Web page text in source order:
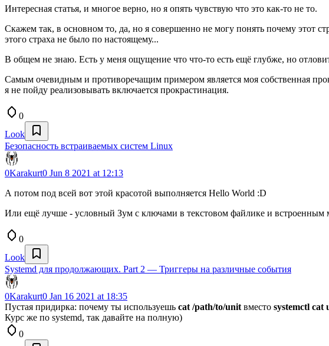
Интересная статья, и многое верно, но я опять чувствую что это как-то не то.
Скажем так, в основном то, да, но я совершенно не могу понять почему этот
этого страха не было по настоящему...
В общем не знаю. Есть у меня ощущение что что-то есть ещё глубже, но
Самым очевидным и противоречащим примером является моя собственная
я не пойду реализовывать включается прокрастинация.
0
Look
Безопасность встраиваемых систем Linux
0Karakurt0 Jun 8 2021 at 12:13
А потом под всей вот этой красотой выполняется Hello World :D
Или ещё лучше - условный Зум с ключами в текстовом файлике и встроенным
0
Look
Systemd для продолжающих. Part 2 — Триггеры на различные события
0Karakurt0 Jan 16 2021 at 18:35
Пустая придирка: почему ты используешь cat /path/to/unit вместо systemctl cat
Курс же по systemd, так давайте на полную)
0